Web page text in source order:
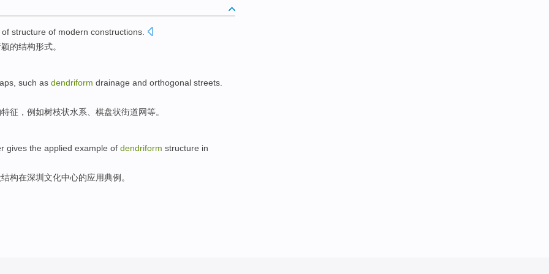
of structure of modern constructions
的结构形式。
such as dendriform drainage and orthogonal streets
特征， 例如树枝状水系 棋盘状街道网等。
gives the applied example of dendriform structure in
结构在深圳文化中心的应用典例。